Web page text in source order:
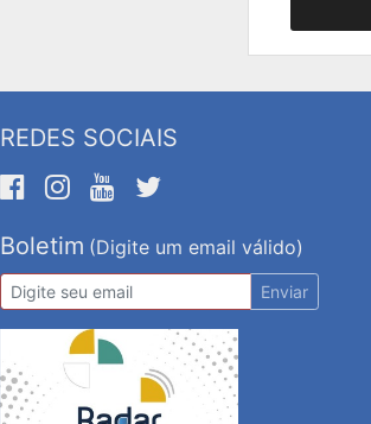
REDES SOCIAIS
Boletim (Digite um email válido)
Enviar